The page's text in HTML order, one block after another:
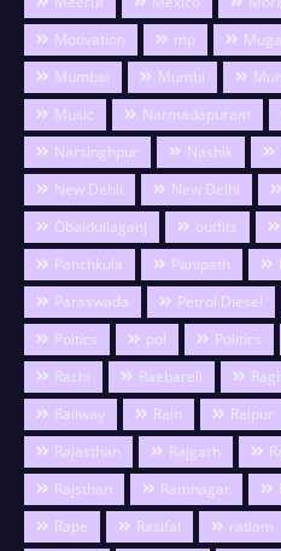
Motivation
mp
Mumbai
Mumbi
Music
Narmadapuram
Narsinghpur
Nashik
New Dehli
New Delhi
Obaidullaganj
outfits
Panchkula
Panipath
Paraswada
Petrol Diesel
Poitics
pol Politics
Rachi
Raebareli
Railway
Rain Raipur
Rajasthan
Rajgarh
Rajsthan
Ramnagar
Rape
Rasifal ratlam